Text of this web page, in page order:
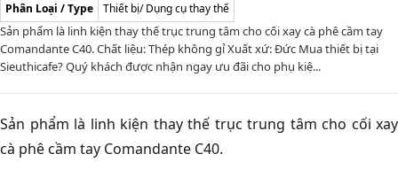
Phân Loại / Type
Thiết bị/ Dụng cụ thay thế
Sản phẩm là linh kiện thay thế trục trung tâm cho cối xay cà phê cầm tay
Comandante C40. Chất liệu: Thép không gỉ Xuất xứ: Đức Mua thiết bị tại
Sieuthicafe? Quý khách được nhận ngay ưu đãi cho phụ kiệ...
Sản phẩm là linh kiện thay thế trục trung tâm cho cối xay
cà phê cầm tay Comandante C40.